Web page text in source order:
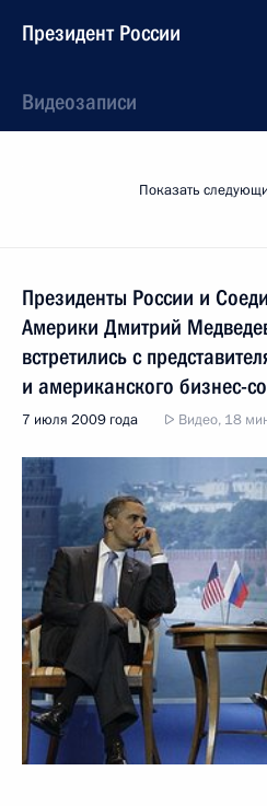
Президент России
Видеозаписи
Показать
Президенты России и
Америки Дмитрий
встретились с
и американского бизнес-
7 июля 2009 года Видео, 18